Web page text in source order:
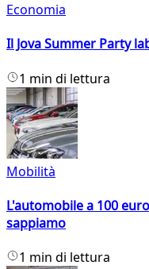
Economia
Il Jova Summer Party
1 min di lettura
Mobilità
L'automobile a 100
sappiamo
1 min di lettura